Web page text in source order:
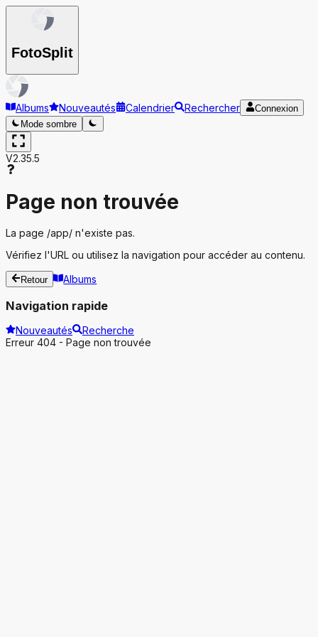
FotoSplit
Albums Nouveautés Calendrier Rechercher
Connexion
Mode sombre
V2.35.5
Page non trouvée
La page /app/ n'existe pas.
Vérifiez l'URL ou utilisez la navigation pour accéder au contenu.
Retour Albums
Navigation rapide
Nouveautés
Recherche
Erreur 404 - Page non trouvée